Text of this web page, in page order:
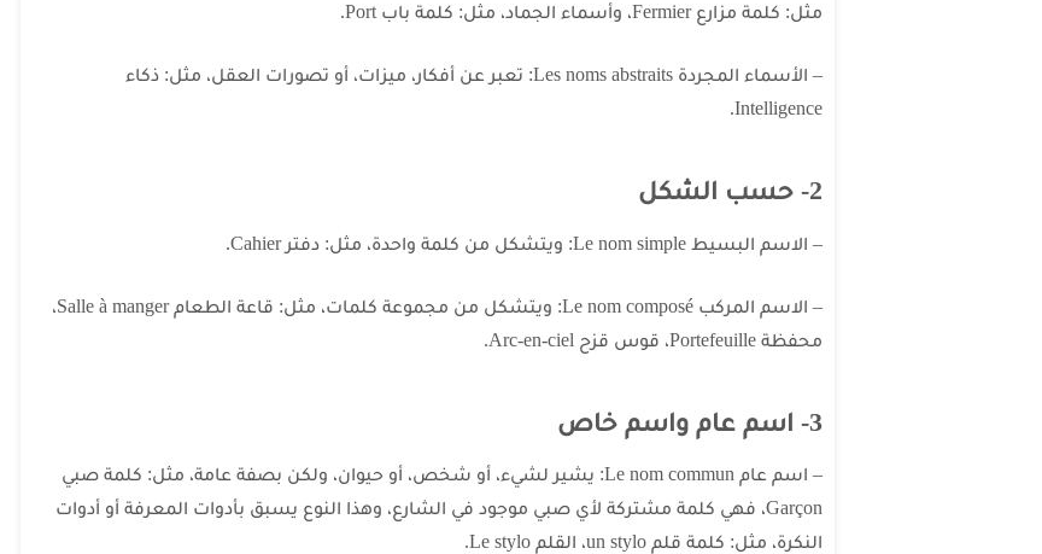
مثل: كلمة مزارع Fermier، وأسماء الجماد، مثل: كلمة باب Port.
– الأسماء المجردة Les noms abstraits: تعبر عن أفكار، ميزات، أو تصورات العقل، مثل: ذكاء
Intelligence.
2- حسب الشكل
– الاسم البسيط Le nom simple: ويتشكل من كلمة واحدة، مثل: دفتر Cahier.
– الاسم المركب Le nom composé: ويتشكل من مجموعة كلمات، مثل: قاعة الطعام Salle à manger،
محفظة Portefeuille، قوس قزح Arc-en-ciel.
3- اسم عام واسم خاص
– اسم عام Le nom commun: يشير لشيء، أو شخص، أو حيوان، ولكن بصفة عامة، مثل: كلمة صبي
Garçon، فهي كلمة مشتركة لأي صبي موجود في الشارع، وهذا النوع يسبق بأدوات المعرفة أو أدوات
النكرة، مثل: كلمة قلم un stylo، القلم Le stylo.